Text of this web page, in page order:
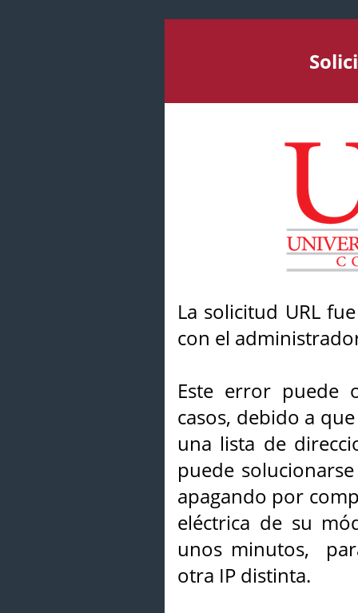
La solicitud URL
con el
Este error puede
casos, debido a
una lista de
puede
apagando por
eléctrica de su
unos minutos,
otra IP distinta.